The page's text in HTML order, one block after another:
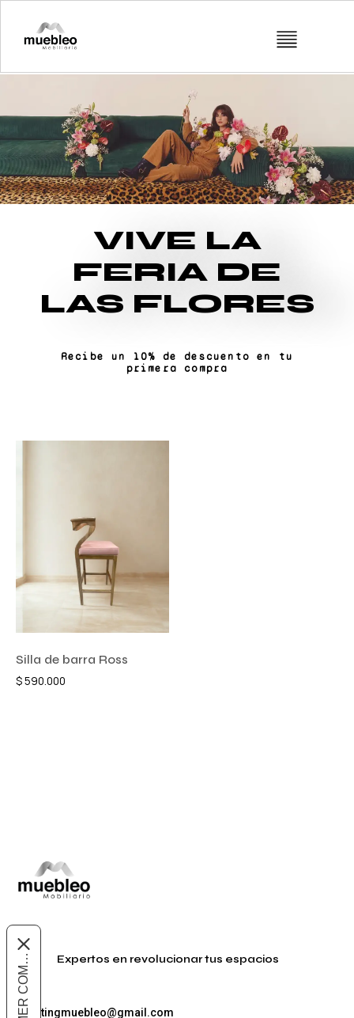
VIVE LA
FERIA DE
LAS FLORES
Recibe un 10% de descuento en tu
primera compra
Silla de barra Ross
$590.000
Expertos en revolucionar tus espacios
marketingmuebleo@gmail.com